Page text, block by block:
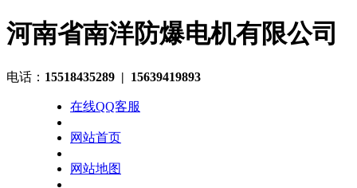
河南省南洋防爆电机有限公司
电话： 15518435289 | 15639419893
在线QQ客服
网站首页
网站地图